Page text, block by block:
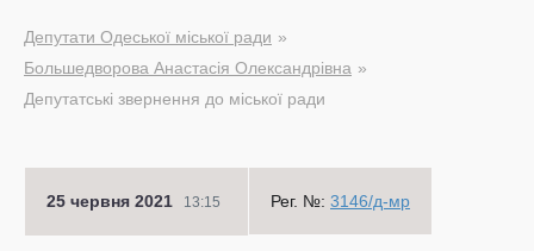
Депутати Одеської міської ради
Большедворова Анастасія Олександрівна
Депутатські звернення до міської ради
25 червня 2021 13:15 Рег. №: 3146/д-мр